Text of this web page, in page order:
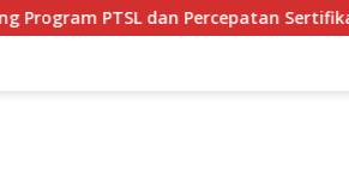
Sertifikasi Tanah Wakaf